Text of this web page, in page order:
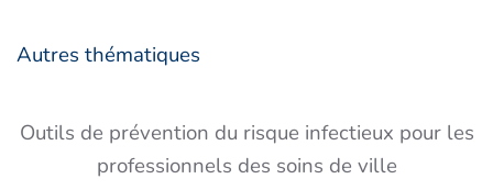
Autres thématiques
Outils de prévention du risque infectieux pour les
professionnels des soins de ville